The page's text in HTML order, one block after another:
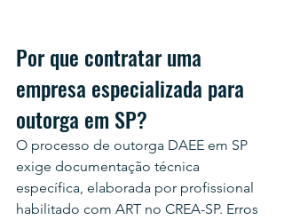
Por que contratar uma
empresa especializada para
outorga em SP?
O processo de outorga DAEE em SP
exige documentação técnica
específica, elaborada por profissional
habilitado com ART no CREA-SP. Erros